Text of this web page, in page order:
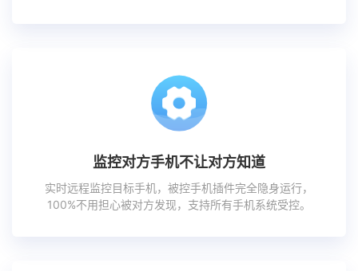
监控对方手机不让对方知道
实时远程监控目标手机，被控手机插件完全隐身运行，
100%不用担心被对方发现，支持所有手机系统受控。